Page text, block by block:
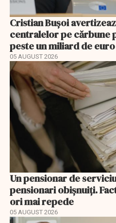
Cristian Bușoi
centralelor pe cărbune
peste un miliard de euro
05 AUGUST 2026
Un pensionar de
pensionari obișnuiți.
ori mai repede
05 AUGUST 2026